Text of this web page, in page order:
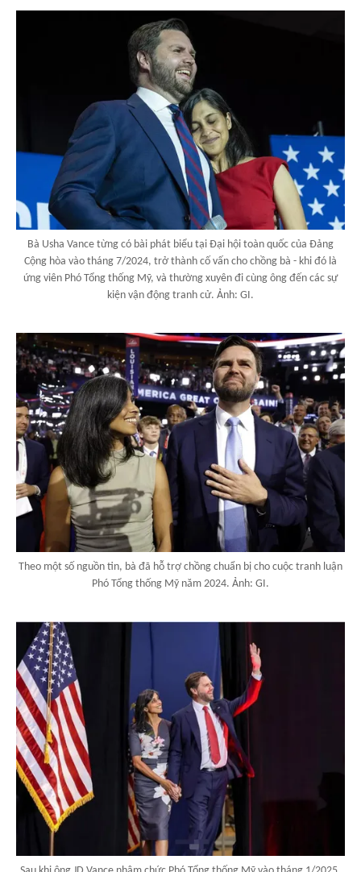
Bà Usha Vance từng có bài phát biểu tại Đại hội toàn quốc của Đảng
Cộng hòa vào tháng 7/2024, trở thành cố vấn cho chồng bà - khi đó là
ứng viên Phó Tổng thống Mỹ, và thường xuyên đi cùng ông đến các sự
kiện vận động tranh cử. Ảnh: GI.
Theo một số nguồn tin, bà đã hỗ trợ chồng chuẩn bị cho cuộc tranh luận
Phó Tổng thống Mỹ năm 2024. Ảnh: GI.